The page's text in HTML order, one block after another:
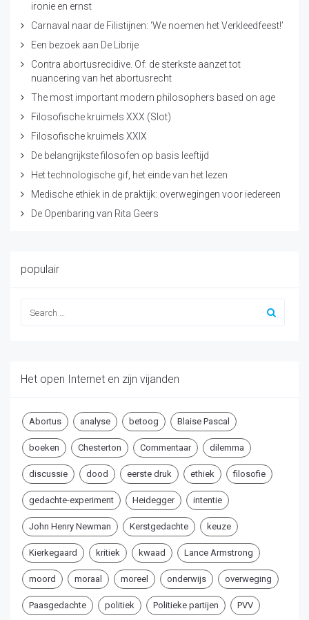
ironie en ernst
Carnaval naar de Filistijnen: ‘We noemen het Verkleedfeest!’
Een bezoek aan De Librije
Contra abortusrecidive. Of: de sterkste aanzet tot
nuancering van het abortusrecht
The most important modern philosophers based on age
Filosofische kruimels XXX (Slot)
Filosofische kruimels XXIX
De belangrijkste filosofen op basis leeftijd
Het technologische gif, het einde van het lezen
Medische ethiek in de praktijk: overwegingen voor iedereen
De Openbaring van Rita Geers
populair
Het open Internet en zijn vijanden
Abortus analyse betoog Blaise Pascal
boeken Chesterton Commentaar dilemma
discussie dood eerste druk ethiek filosofie
gedachte-experiment Heidegger intentie
John Henry Newman Kerstgedachte keuze
Kierkegaard kritiek kwaad Lance Armstrong
moord moraal moreel onderwijs overweging
Paasgedachte politiek Politieke partijen PVV